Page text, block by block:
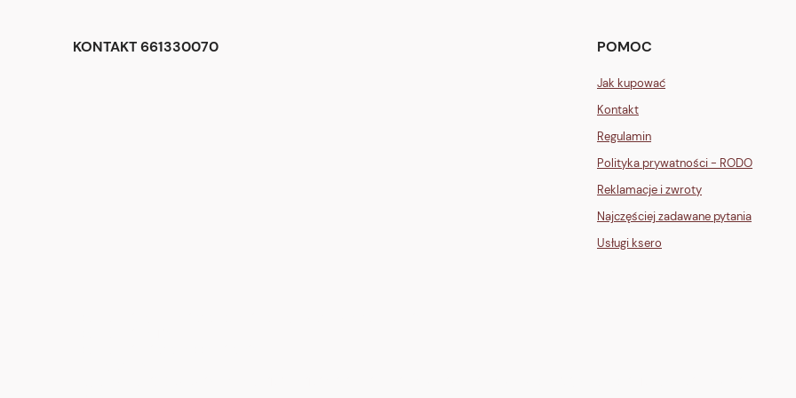
KONTAKT 661330070 POMOC
Jak kupować
Kontakt
Regulamin
Polityka prywatności - RODO
Reklamacje i zwroty
Najczęściej zadawane pytania
Usługi ksero